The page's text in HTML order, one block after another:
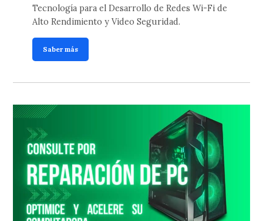
Tecnología para el Desarrollo de Redes Wi-Fi de
Alto Rendimiento y Video Seguridad.
Saber más